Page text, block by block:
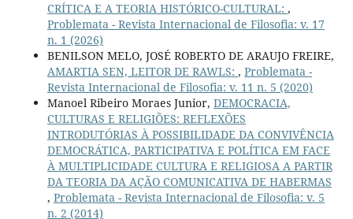
CRÍTICA E A TEORIA HISTÓRICO-CULTURAL: ,
Problemata - Revista Internacional de Filosofia: v. 17
n. 1 (2026)
BENILSON MELO, JOSÉ ROBERTO DE ARAUJO FREIRE,
AMARTIA SEN, LEITOR DE RAWLS: , Problemata -
Revista Internacional de Filosofia: v. 11 n. 5 (2020)
Manoel Ribeiro Moraes Junior, DEMOCRACIA,
CULTURAS E RELIGIÕES: REFLEXÕES
INTRODUTÓRIAS À POSSIBILIDADE DA CONVIVÊNCIA
DEMOCRÁTICA, PARTICIPATIVA E POLÍTICA EM FACE
À MULTIPLICIDADE CULTURA E RELIGIOSA A PARTIR
DA TEORIA DA AÇÃO COMUNICATIVA DE HABERMAS
, Problemata - Revista Internacional de Filosofia: v. 5
n. 2 (2014)